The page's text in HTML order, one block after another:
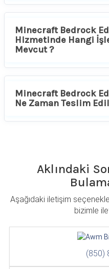
Minecraft Bedrock
Hizmetinde Hangi
Mevcut ?
Minecraft Bedrock
Ne Zaman Teslim
Aklındaki
Aşağıdaki iletişim
bizimle
(850)